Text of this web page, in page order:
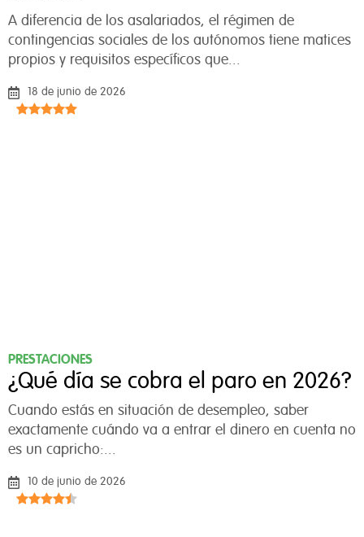
A diferencia de los asalariados, el régimen de
contingencias sociales de los autónomos tiene matices
propios y requisitos específicos que...
18 de junio de 2026
PRESTACIONES
¿Qué día se cobra el paro en 2026?
Cuando estás en situación de desempleo, saber
exactamente cuándo va a entrar el dinero en cuenta no
es un capricho:...
10 de junio de 2026